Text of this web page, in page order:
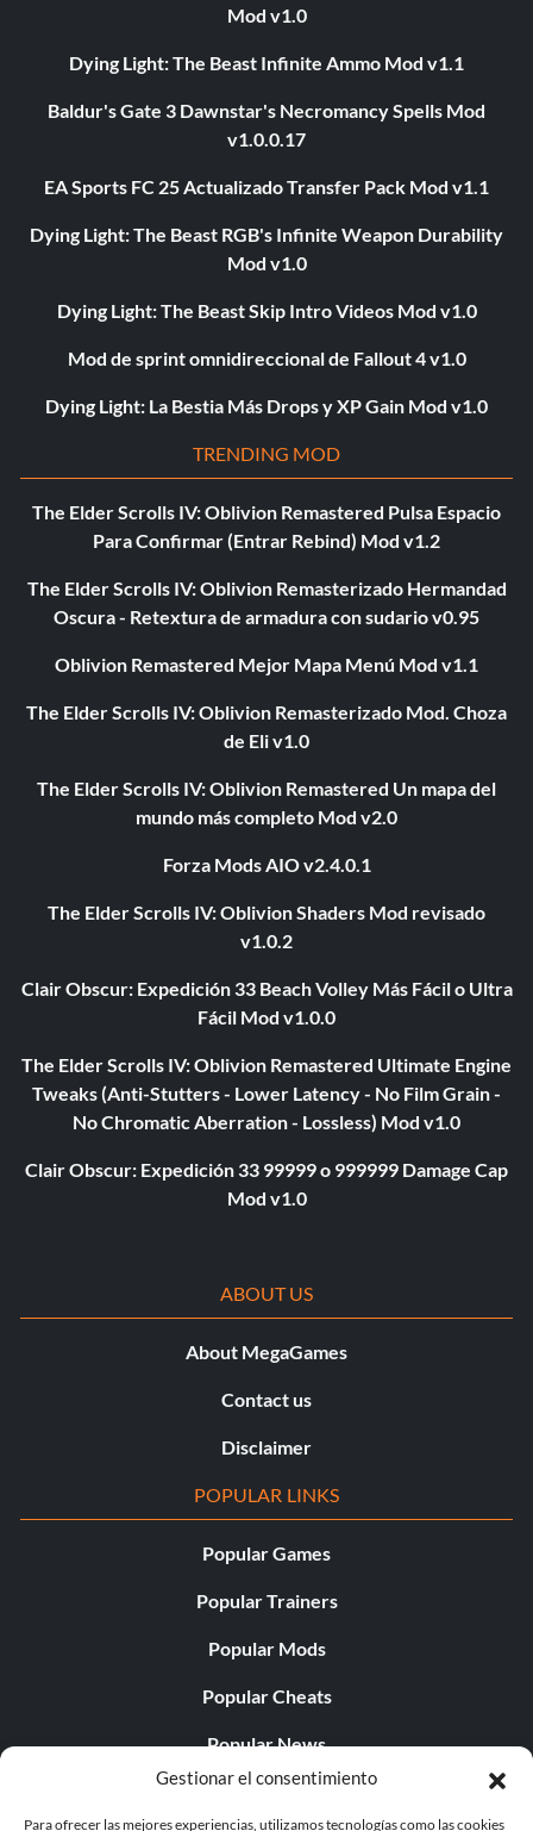
Gestionar el consentimiento
Para ofrecer las mejores experiencias, utilizamos tecnologías como las cookies
Mod v1.0
Dying Light: The Beast Infinite Ammo Mod v1.1
Baldur's Gate 3 Dawnstar's Necromancy Spells Mod
v1.0.0.17
EA Sports FC 25 Actualizado Transfer Pack Mod v1.1
Dying Light: The Beast RGB's Infinite Weapon Durability
Mod v1.0
Dying Light: The Beast Skip Intro Videos Mod v1.0
Mod de sprint omnidireccional de Fallout 4 v1.0
Dying Light: La Bestia Más Drops y XP Gain Mod v1.0
TRENDING MOD
The Elder Scrolls IV: Oblivion Remastered Pulsa Espacio
Para Confirmar (Entrar Rebind) Mod v1.2
The Elder Scrolls IV: Oblivion Remasterizado Hermandad
Oscura - Retextura de armadura con sudario v0.95
Oblivion Remastered Mejor Mapa Menú Mod v1.1
The Elder Scrolls IV: Oblivion Remasterizado Mod. Choza
de Eli v1.0
The Elder Scrolls IV: Oblivion Remastered Un mapa del
mundo más completo Mod v2.0
Forza Mods AIO v2.4.0.1
The Elder Scrolls IV: Oblivion Shaders Mod revisado
v1.0.2
Clair Obscur: Expedición 33 Beach Volley Más Fácil o Ultra
Fácil Mod v1.0.0
The Elder Scrolls IV: Oblivion Remastered Ultimate Engine
Tweaks (Anti-Stutters - Lower Latency - No Film Grain -
No Chromatic Aberration - Lossless) Mod v1.0
Clair Obscur: Expedición 33 99999 o 999999 Damage Cap
Mod v1.0
ABOUT US
About MegaGames
Contact us
Disclaimer
POPULAR LINKS
Popular Games
Popular Trainers
Popular Mods
Popular Cheats
Popular News
Popular Editorials